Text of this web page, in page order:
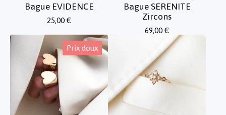
Bague EVIDENCE
25,00 €
Bague SERENITE
Zircons
69,00 €
Prix doux